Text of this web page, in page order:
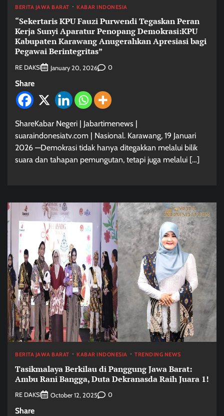
BERITA JAWA BARAT KABAR INDONESIA
“Sekertaris KPU Fauzi Purwendi Tegaskan Peran
Kerja Sunyi Aparatur Penopang Demokrasi:KPU
Kabupaten Karawang Anugerahkan Apresiasi bagi
Pegawai Berintegritas”
RE DAKSI January 20, 2026 0
Share
ShareKabar Negeri | Jabartimenews |
suaraindonesiatv.com | Nasional. Karawang, 19 Januari
2026 —Demokrasi tidak hanya ditegakkan melalui bilik
suara dan tahapan pemungutan, tetapi juga melalui […]
BERITA JAWA BARAT KABAR INDONESIA TRENDING NEWS
Tasikmalaya Berkilau di Panggung Jawa Barat:
Ambu Rani Bangga, Duta Dekranasda Raih Juara 1!
RE DAKSI October 12, 2025 0
Share